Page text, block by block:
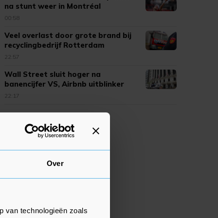
Over
van technologieën zoals
na stunt weer in Montréal
00:58
Veel overlast door grote brand bij
recyclingbedrijf Rotterdam
22:57
Wall Street sluit hoger na
banencijfer VS, Airbnb uitblinker
22:17